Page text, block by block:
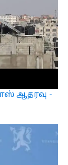
ஆதரவு -